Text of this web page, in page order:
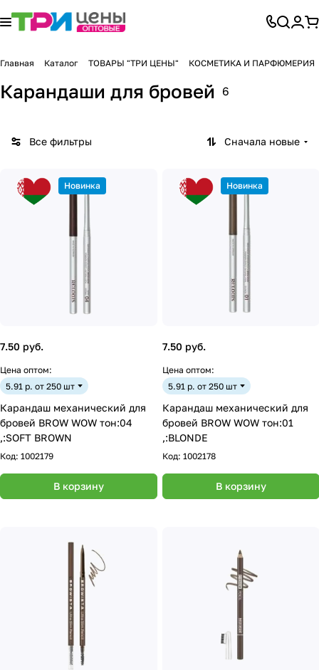
Главная Каталог ТОВАРЫ "ТРИ ЦЕНЫ" КОСМЕТИКА И ПАРФЮМЕРИЯ
Карандаши для бровей 6
Все фильтры Сначала новые
Новинка
7.50 руб.
Цена оптом:
5.91 р. от 250 шт
Карандаш механический для
бровей BROW WOW тон:04
,:SOFT BROWN
Код: 1002179
В корзину
Новинка
7.50 руб.
Цена оптом:
5.91 р. от 250 шт
Карандаш механический для
бровей BROW WOW тон:01
,:BLONDE
Код: 1002178
В корзину